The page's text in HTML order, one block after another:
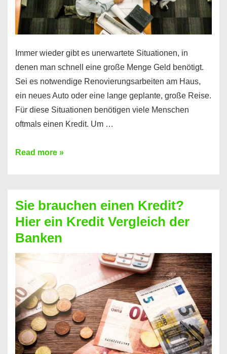
Immer wieder gibt es unerwartete Situationen, in
denen man schnell eine große Menge Geld benötigt.
Sei es notwendige Renovierungsarbeiten am Haus,
ein neues Auto oder eine lange geplante, große Reise.
Für diese Situationen benötigen viele Menschen
oftmals einen Kredit. Um …
Brauchen
Summe
Geld?
Hier
einen
10000
Euro
Kredit
finden
Read more »
Sie brauchen einen Kredit?
Hier ein Kredit Vergleich der
Banken